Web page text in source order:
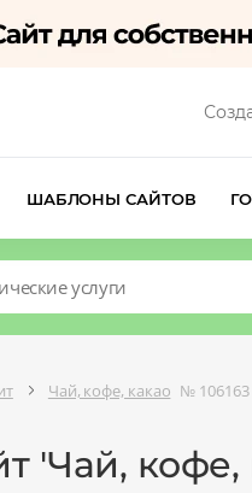
ШАБЛОНЫ САЙТОВ
Чай, кофе, какао № 106163
'Чай,